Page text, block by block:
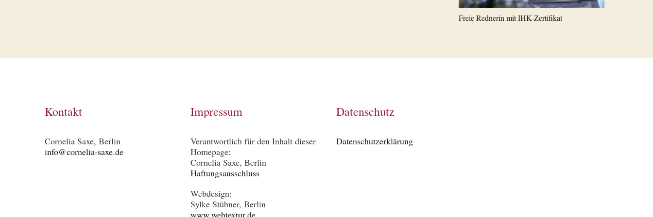
Freie Rednerin mit IHK-Zertifikat
Kontakt
Cornelia Saxe, Berlin
info@cornelia-saxe.de
Impressum
Verantwortlich für den Inhalt dieser
Homepage:
Cornelia Saxe, Berlin
Haftungsausschluss
Webdesign:
Sylke Stübner, Berlin
www.webtextur.de
Datenschutz
Datenschutzerklärung